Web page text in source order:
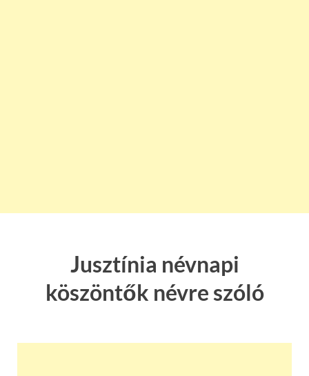
Jusztínia névnapi
köszöntők névre szóló